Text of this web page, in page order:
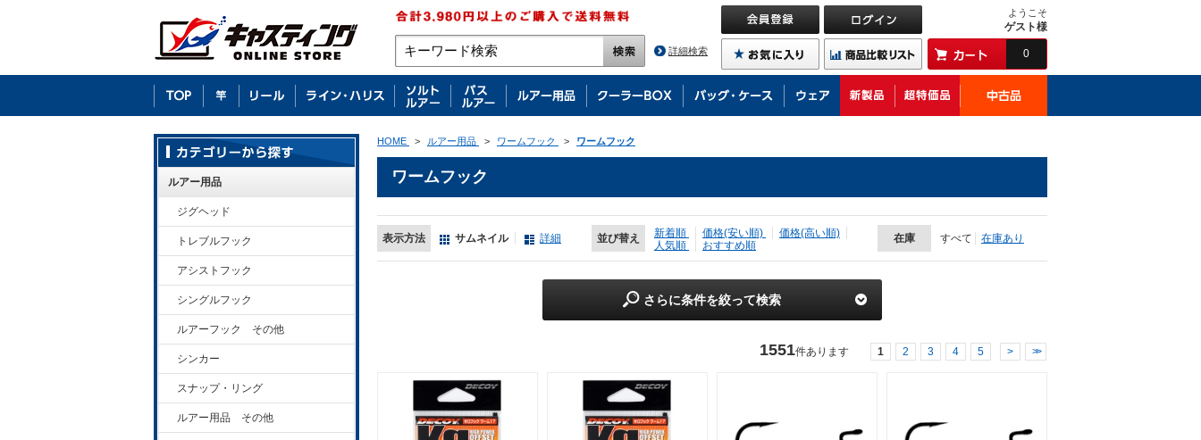
詳細検索
ようこそ
ゲスト様
0
HOME > ルアー用品 > ワームフック > ワームフック
ワームフック
表示方法 サムネイル 詳細 並び替え 新着順 価格(安い順)
価格(高い順)
人気順
おすすめ順
在庫 すべて 在庫あり
さらに条件を絞って検索
1551件あります 1 2 3 4 5 > >>
ルアー用品
ジグヘッド
トレブルフック
アシストフック
シングルフック
ルアーフック その他
シンカー
スナップ・リング
ルアー用品 その他